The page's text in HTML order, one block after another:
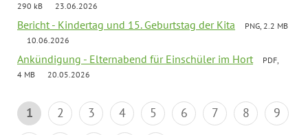
290 kB
23.06.2026
Bericht - Kindertag und 15. Geburtstag der Kita
PNG, 2.2 MB
10.06.2026
Ankündigung - Elternabend für Einschüler im Hort
PDF,
4 MB
20.05.2026
1 2 3 4 5 6 7 8
9